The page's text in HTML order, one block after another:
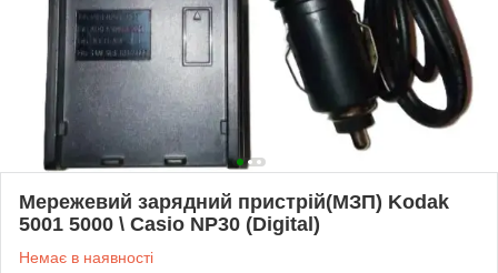
Мережевий зарядний пристрій(МЗП) Kodak
5001 5000 \ Casio NP30 (Digital)
Немає в наявності